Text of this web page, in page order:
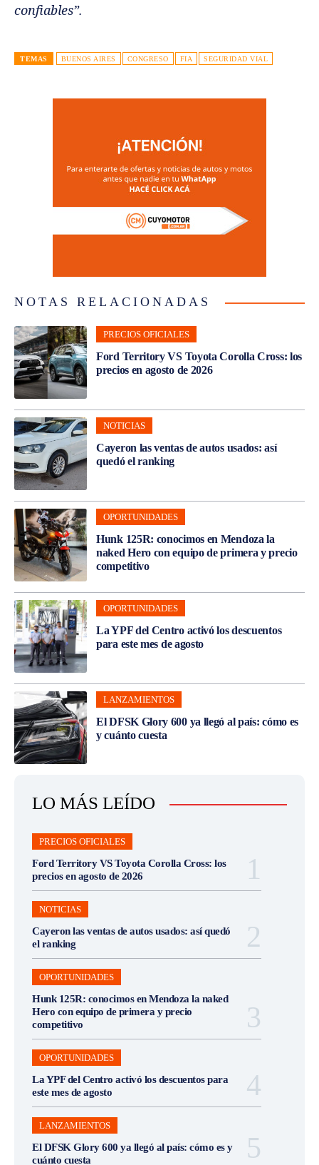
confiables”.
TEMAS BUENOS AIRES CONGRESO FIA SEGURIDAD VIAL
NOTAS RELACIONADAS
PRECIOS OFICIALES
Ford Territory VS Toyota Corolla Cross: los
precios en agosto de 2026
NOTICIAS
Cayeron las ventas de autos usados: así
quedó el ranking
OPORTUNIDADES
Hunk 125R: conocimos en Mendoza la
naked Hero con equipo de primera y precio
competitivo
OPORTUNIDADES
La YPF del Centro activó los descuentos
para este mes de agosto
LANZAMIENTOS
El DFSK Glory 600 ya llegó al país: cómo es
y cuánto cuesta
LO MÁS LEÍDO
PRECIOS OFICIALES
Ford Territory VS Toyota Corolla Cross: los
precios en agosto de 2026
NOTICIAS
Cayeron las ventas de autos usados: así quedó
el ranking
OPORTUNIDADES
Hunk 125R: conocimos en Mendoza la naked
Hero con equipo de primera y precio
competitivo
OPORTUNIDADES
La YPF del Centro activó los descuentos para
este mes de agosto
LANZAMIENTOS
El DFSK Glory 600 ya llegó al país: cómo es y
cuánto cuesta